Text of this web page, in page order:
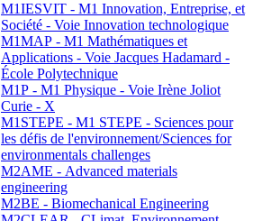
M1IESVIT - M1 Innovation, Entreprise, et
Société - Voie Innovation technologique
M1MAP - M1 Mathématiques et
Applications - Voie Jacques Hadamard -
École Polytechnique
M1P - M1 Physique - Voie Irène Joliot
Curie - X
M1STEPE - M1 STEPE - Sciences pour
les défis de l'environnement/Sciences for
environmentals challenges
M2AME - Advanced materials
engineering
M2BE - Biomechanical Engineering